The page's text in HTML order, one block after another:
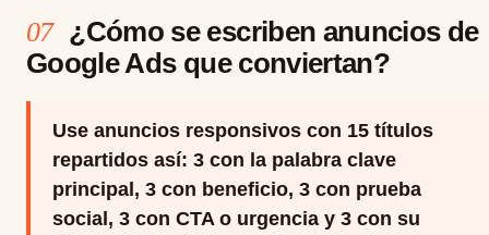
07 ¿Cómo se escriben anuncios de
Google Ads que conviertan?
Use anuncios responsivos con 15 títulos
repartidos así: 3 con la palabra clave
principal, 3 con beneficio, 3 con prueba
social, 3 con CTA o urgencia y 3 con su